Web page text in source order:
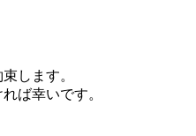
します。
ば幸いです。